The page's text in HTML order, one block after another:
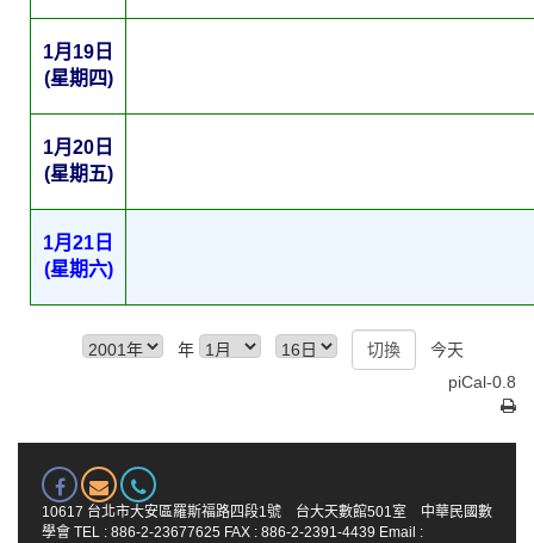
1月19日
(星期四)
1月20日
(星期五)
1月21日
(星期六)
年
今天
piCal-0.8
10617 台北市大安區羅斯福路四段1號 台大天數館501室 中華民國數
學會 TEL : 886-2-23677625 FAX : 886-2-2391-4439 Email :